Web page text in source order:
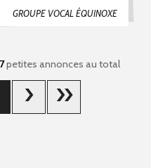
GROUPE VOCAL ÉQUINOXE
petites annonces au total